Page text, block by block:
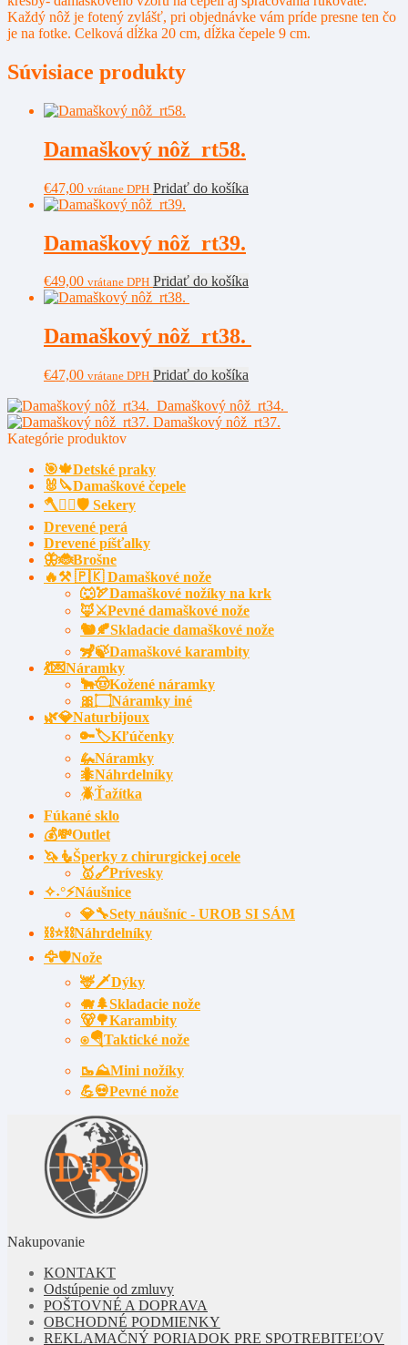
Každý nôž je fotený zvlášť, pri objednávke vám príde presne ten čo
je na fotke. Celková dĺžka 20 cm, dĺžka čepele 9 cm.
Súvisiace produkty
Damaškový nôž rt58.
€47,00 vrátane DPH Pridať do košíka
Damaškový nôž rt39.
€49,00 vrátane DPH Pridať do košíka
Damaškový nôž rt38.
€47,00 vrátane DPH Pridať do košíka
Damaškový nôž rt34.
Damaškový nôž rt37.
Kategórie produktov
🎯🍁Detské praky
🐰🔪Damaškové čepele
🪓🧔‍♂️🛡️ Sekery
Drevené perá
Drevené píšťalky
🦋🐞Brošne
🔥⚒️ 🇵🇰 Damaškové nože
🐺🏹Damaškové nožíky na krk
🦊⚔️Pevné damaškové nože
🐿️🍂Skladacie damaškové nože
🦨🍃Damaškové karambity
💃💌Náramky
🐂🤠Kožené náramky
🎀۝Náramky iné
🌿💎Naturbijoux
🔑🏷️Kľúčenky
🦗Náramky
🐜Náhrdelníky
🪲Ťažítka
Fúkané sklo
💰💸Outlet
🦄🧜Šperky z chirurgickej ocele
🥇🔗Prívesky
✧˖°⚡Náušnice
💎🔧Sety náušníc - UROB SI SÁM
⛓⭐⛓️Náhrdelníky
🦅🛡️Nože
🦌🗡Dýky
🐗🌲Skladacie nože
🐻🌳Karambity
⍟🪂Taktické nože
🥾⛰️Mini nožíky
💪💀Pevné nože
Nakupovanie
KONTAKT
Odstúpenie od zmluvy
POŠTOVNÉ A DOPRAVA
OBCHODNÉ PODMIENKY
REKLAMAČNÝ PORIADOK PRE SPOTREBITEĽOV